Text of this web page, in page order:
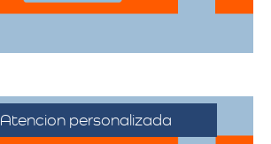
Atencion personalizada